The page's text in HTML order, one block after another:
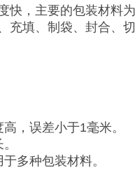
快，主要的包装材料
充填、制袋、封合、
，误差小于1毫米。
多种包装材料。